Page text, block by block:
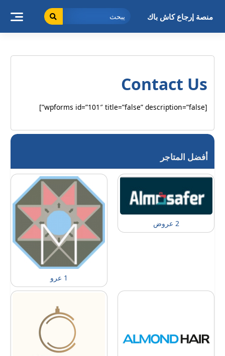
منصة إرجاع كاش باك
Contact Us
[wpforms id=”101″ title=”false” description=”false”]
أفضل المتاجر
2 عروض
1 عرو